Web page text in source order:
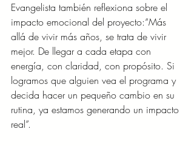
Evangelista también reflexiona sobre el
impacto emocional del proyecto:“Más
allá de vivir más años, se trata de vivir
mejor. De llegar a cada etapa con
energía, con claridad, con propósito. Si
logramos que alguien vea el programa y
decida hacer un pequeño cambio en su
rutina, ya estamos generando un impacto
real”.